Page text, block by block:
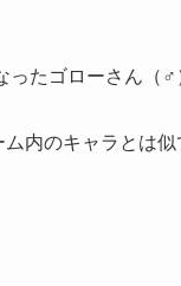
たゴローさん（♂
内のキャラとは